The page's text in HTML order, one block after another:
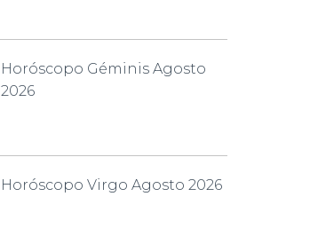
Horóscopo Géminis Agosto
2026
Horóscopo Virgo Agosto 2026